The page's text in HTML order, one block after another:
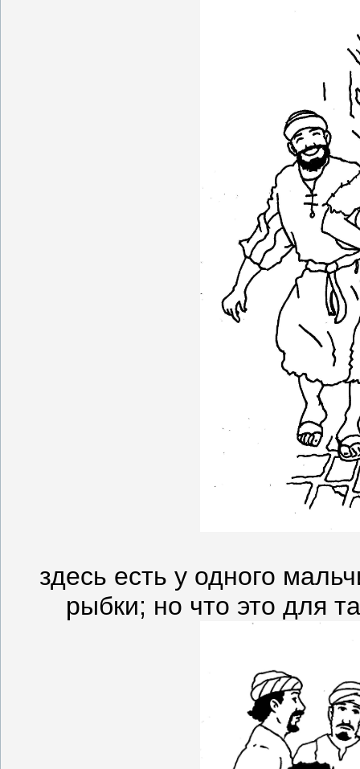
здесь есть у одного
рыбки; но что это для